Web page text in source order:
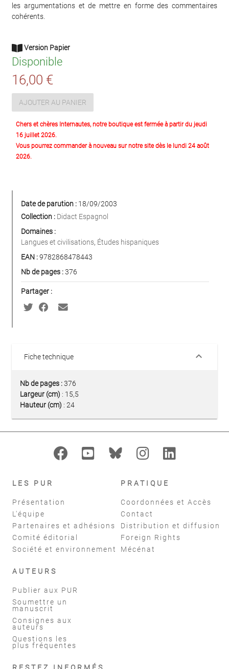
les argumentations et de mettre en forme des commentaires
cohérents.
Version Papier
Disponible
16,00 €
AJOUTER AU PANIER
Chers et chères Internautes, notre boutique est fermée à partir du jeudi
16 juillet 2026.
Vous pourrez commander à nouveau sur notre site dès le lundi 24 août
2026.
Date de parution : 18/09/2003
Collection : Didact Espagnol
Domaines :
Langues et civilisations, Études hispaniques
EAN :9782868478443
Nb de pages :376
Partager :
Fiche technique keyboard_arrow_down
Nb de pages :376
Largeur (cm) : 15,5
Hauteur (cm) : 24
LES PUR
Présentation
L'équipe
Partenaires et adhésions
Comité éditorial
Société et environnement
PRATIQUE
Coordonnées et Accès
Contact
Distribution et diffusion
Foreign Rights
Mécénat
AUTEURS
Publier aux PUR
Soumettre un
manuscrit
Consignes aux
auteurs
Questions les
plus fréquentes
RESTEZ INFORMÉS